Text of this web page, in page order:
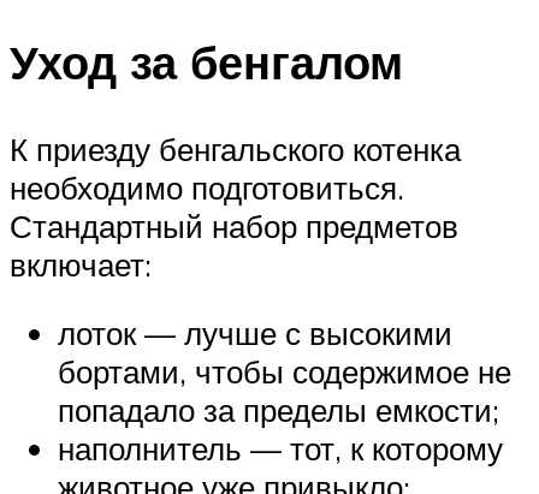
Уход за бенгалом
К приезду бенгальского котенка
необходимо подготовиться.
Стандартный набор предметов
включает:
лоток — лучше с высокими
бортами, чтобы содержимое не
попадало за пределы емкости;
наполнитель — тот, к которому